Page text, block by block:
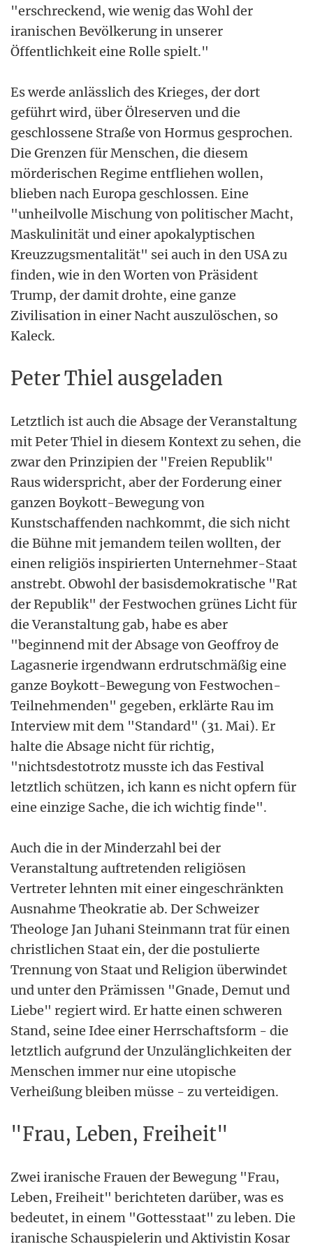
"erschreckend, wie wenig das Wohl der
iranischen Bevölkerung in unserer
Öffentlichkeit eine Rolle spielt."
Es werde anlässlich des Krieges, der dort
geführt wird, über Ölreserven und die
geschlossene Straße von Hormus gesprochen.
Die Grenzen für Menschen, die diesem
mörderischen Regime entfliehen wollen,
blieben nach Europa geschlossen. Eine
"unheilvolle Mischung von politischer Macht,
Maskulinität und einer apokalyptischen
Kreuzzugsmentalität" sei auch in den USA zu
finden, wie in den Worten von Präsident
Trump, der damit drohte, eine ganze
Zivilisation in einer Nacht auszulöschen, so
Kaleck.
Peter Thiel ausgeladen
Letztlich ist auch die Absage der Veranstaltung
mit Peter Thiel in diesem Kontext zu sehen, die
zwar den Prinzipien der "Freien Republik"
Raus widerspricht, aber der Forderung einer
ganzen Boykott-Bewegung von
Kunstschaffenden nachkommt, die sich nicht
die Bühne mit jemandem teilen wollten, der
einen religiös inspirierten Unternehmer-Staat
anstrebt. Obwohl der basisdemokratische "Rat
der Republik" der Festwochen grünes Licht für
die Veranstaltung gab, habe es aber
"beginnend mit der Absage von Geoffroy de
Lagasnerie irgendwann erdrutschmäßig eine
ganze Boykott-Bewegung von Festwochen-
Teilnehmenden" gegeben, erklärte Rau im
Interview mit dem "Standard" (31. Mai). Er
halte die Absage nicht für richtig,
"nichtsdestotrotz musste ich das Festival
letztlich schützen, ich kann es nicht opfern für
eine einzige Sache, die ich wichtig finde".
Auch die in der Minderzahl bei der
Veranstaltung auftretenden religiösen
Vertreter lehnten mit einer eingeschränkten
Ausnahme Theokratie ab. Der Schweizer
Theologe Jan Juhani Steinmann trat für einen
christlichen Staat ein, der die postulierte
Trennung von Staat und Religion überwindet
und unter den Prämissen "Gnade, Demut und
Liebe" regiert wird. Er hatte einen schweren
Stand, seine Idee einer Herrschaftsform - die
letztlich aufgrund der Unzulänglichkeiten der
Menschen immer nur eine utopische
Verheißung bleiben müsse - zu verteidigen.
"Frau, Leben, Freiheit"
Zwei iranische Frauen der Bewegung "Frau,
Leben, Freiheit" berichteten darüber, was es
bedeutet, in einem "Gottesstaat" zu leben. Die
iranische Schauspielerin und Aktivistin Kosar